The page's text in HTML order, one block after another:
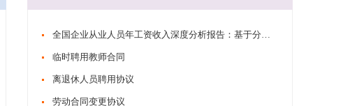
全国企业从业人员年工资收入深度分析报告：基于分位工资标准的职业薪酬格局洞察
临时聘用教师合同
离退休人员聘用协议
劳动合同变更协议